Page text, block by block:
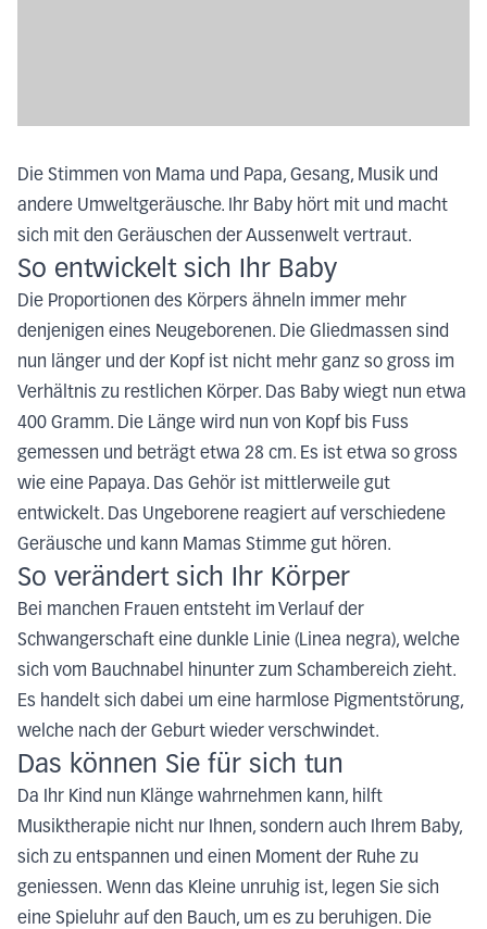
Die Stimmen von Mama und Papa, Gesang, Musik und
andere Umweltgeräusche. Ihr Baby hört mit und macht
sich mit den Geräuschen der Aussenwelt vertraut.
So entwickelt sich Ihr Baby
Die Proportionen des Körpers ähneln immer mehr
denjenigen eines Neugeborenen. Die Gliedmassen sind
nun länger und der Kopf ist nicht mehr ganz so gross im
Verhältnis zu restlichen Körper. Das Baby wiegt nun etwa
400 Gramm. Die Länge wird nun von Kopf bis Fuss
gemessen und beträgt etwa 28 cm. Es ist etwa so gross
wie eine Papaya. Das Gehör ist mittlerweile gut
entwickelt. Das Ungeborene reagiert auf verschiedene
Geräusche und kann Mamas Stimme gut hören.
So verändert sich Ihr Körper
Bei manchen Frauen entsteht im Verlauf der
Schwangerschaft eine dunkle Linie (Linea negra), welche
sich vom Bauchnabel hinunter zum Schambereich zieht.
Es handelt sich dabei um eine harmlose Pigmentstörung,
welche nach der Geburt wieder verschwindet.
Das können Sie für sich tun
Da Ihr Kind nun Klänge wahrnehmen kann, hilft
Musiktherapie nicht nur Ihnen, sondern auch Ihrem Baby,
sich zu entspannen und einen Moment der Ruhe zu
geniessen. Wenn das Kleine unruhig ist, legen Sie sich
eine Spieluhr auf den Bauch, um es zu beruhigen. Die